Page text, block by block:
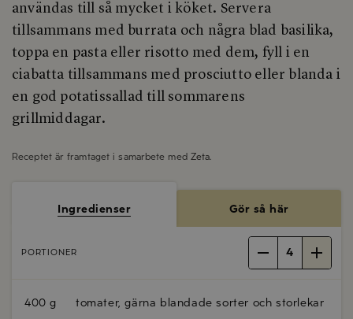
användas till så mycket i köket. Servera
tillsammans med burrata och några blad basilika,
toppa en pasta eller risotto med dem, fyll i en
ciabatta tillsammans med prosciutto eller blanda i
en god potatissallad till sommarens
grillmiddagar.
Receptet är framtaget i samarbete med Zeta
Ingredienser Gör så här
PORTIONER 4
400 g tomater, gärna blandade sorter och storlekar